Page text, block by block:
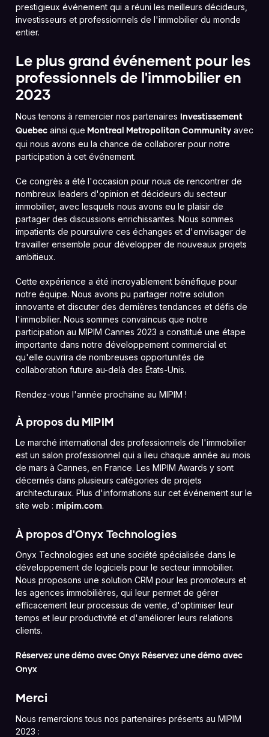
prestigieux événement qui a réuni les meilleurs décideurs,
investisseurs et professionnels de l'immobilier du monde
entier.
Le plus grand événement pour les
professionnels de l'immobilier en
2023
Nous tenons à remercier nos partenaires
Investissement
Quebec ainsi que Montreal Metropolitan Community avec
qui nous avons eu la chance de collaborer pour notre
participation à cet événement.
Ce congrès a été l'occasion pour nous de rencontrer de
nombreux leaders d'opinion et décideurs du secteur
immobilier, avec lesquels nous avons eu le plaisir de
partager des discussions enrichissantes. Nous sommes
impatients de poursuivre ces échanges et d'envisager de
travailler ensemble pour développer de nouveaux projets
ambitieux.
Cette expérience a été incroyablement bénéfique pour
notre équipe. Nous avons pu partager notre solution
innovante et discuter des dernières tendances et défis de
l'immobilier. Nous sommes convaincus que notre
participation au MIPIM Cannes 2023 a constitué une étape
importante dans notre développement commercial et
qu'elle ouvrira de nombreuses opportunités de
collaboration future au-delà des États-Unis.
Rendez-vous l'année prochaine au MIPIM !
À propos du MIPIM
Le marché international des professionnels de l'immobilier
est un salon professionnel qui a lieu chaque année au mois
de mars à Cannes, en France. Les MIPIM Awards y sont
décernés dans plusieurs catégories de projets
architecturaux. Plus d'informations sur cet événement sur le
site web : mipim.com.
À propos d'Onyx Technologies
Onyx Technologies est une société spécialisée dans le
développement de logiciels pour le secteur immobilier.
Nous proposons une solution CRM pour les promoteurs et
les agences immobilières, qui leur permet de gérer
efficacement leur processus de vente, d'optimiser leur
temps et leur productivité et d'améliorer leurs relations
clients.
Réservez une démo avec Onyx Réservez une démo avec
Onyx
Merci
Nous remercions tous nos partenaires présents au MIPIM
2023 :